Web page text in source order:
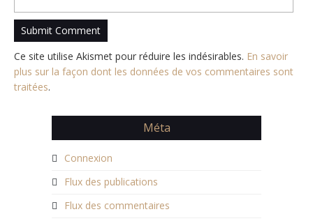
Ce site utilise Akismet pour réduire les indésirables. En savoir
plus sur la façon dont les données de vos commentaires sont
traitées.
Méta
Connexion
Flux des publications
Flux des commentaires